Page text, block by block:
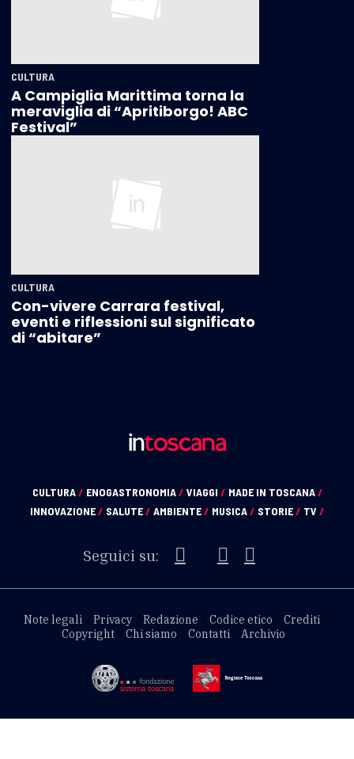
CULTURA
A Campiglia Marittima torna la
meraviglia di “Apritiborgo! ABC
Festival”
CULTURA
Con-vivere Carrara festival,
eventi e riflessioni sul significato
di “abitare”
CULTURA/ ENOGASTRONOMIA/ VIAGGI / MADE IN TOSCANA/
INNOVAZIONE/ SALUTE/ AMBIENTE/ MUSICA/ STORIE/ TV /
Seguici su:
Note legali Privacy Redazione Codice etico
Crediti
Copyright
Chi siamo Contatti Archivio